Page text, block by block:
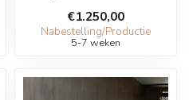
€1.250,00
Nabestelling/Productie
5-7 weken